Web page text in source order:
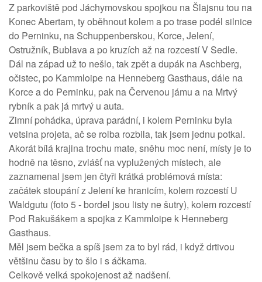
Z parkoviště pod Jáchymovskou spojkou na Šlajsnu tou na
Konec Abertam, ty oběhnout kolem a po trase podél silnice
do Perninku, na Schuppenberskou, Korce, Jelení,
Ostružník, Bublava a po kruzích až na rozcestí V Sedle.
Dál na západ už to nešlo, tak zpět a dupák na Aschberg,
očistec, po Kammloipe na Henneberg Gasthaus, dále na
Korce a do Perninku, pak na Červenou jámu a na Mrtvý
rybník a pak já mrtvý u auta.
Zimní pohádka, úprava parádní, i kolem Perninku byla
vetsina projeta, ač se rolba rozbila, tak jsem jednu potkal.
Akorát bílá krajina trochu mate, sněhu moc není, místy je to
hodně na těsno, zvlášť na vyplužených místech, ale
zaznamenal jsem jen čtyři krátká problémová místa:
začátek stoupání z Jelení ke hranicím, kolem rozcestí U
Waldgutu (foto 5 - bordel jsou listy ne šutry), kolem rozcestí
Pod Rakušákem a spojka z Kammloipe k Henneberg
Gasthaus.
Měl jsem bečka a spíš jsem za to byl rád, i když drtivou
většinu času by to šlo i s áčkama.
Celkově velká spokojenost až nadšení.